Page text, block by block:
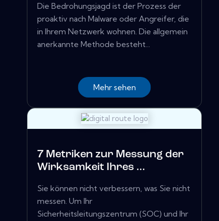
Die Bedrohungsjagd ist der Prozess der
proaktiv nach Malware oder Angreifer, die
in Ihrem Netzwerk wohnen. Die allgemein
anerkannte Methode besteht...
Mehr sehen
7 Metriken zur Messung der
Wirksamkeit Ihres ...
Sie können nicht verbessern, was Sie nicht
messen. Um Ihr
Sicherheitsleitungszentrum (SOC) und Ihr